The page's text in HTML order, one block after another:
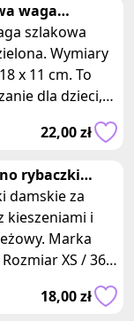
waga
szlakowa
Wymiary
x 11 cm. To
dla dzieci,
w piaskowni
22,00 zł
rybaczki
Reserved
damskie za
kieszeniami i
Marka
XS / 36 /
63 cm, pas 34
18,00 zł